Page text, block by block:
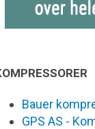
Bauer
GPS AS -